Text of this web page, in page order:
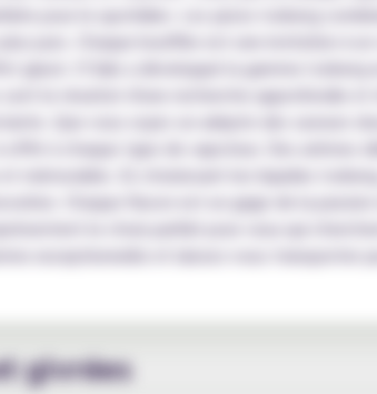
pour le quotidien. Les juices Iceberg
purs. Chaque bouffée est une invitation à
glacé. O'Jlab a développé la gamme
le résultat d'une recherche approfondie et
Que vous soyez un adepte des saveurs
à chaque type de vapoteur. Des arômes
mémorable. En choisissant les liquides
Chaque flacon est un gage de la
le choix parfait pour ceux qui
exceptionnelle et laissez-vous transporter
givrées